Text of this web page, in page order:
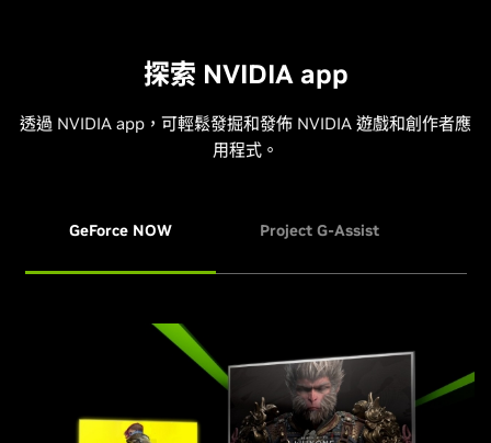
探索 NVIDIA app
透過 NVIDIA app，可輕鬆發掘和發佈 NVIDIA 遊戲和創作者應
用程式。
GeForce NOW Project G-Assist